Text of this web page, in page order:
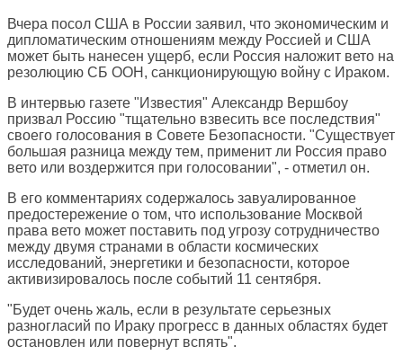
Вчера посол США в России заявил, что экономическим и
дипломатическим отношениям между Россией и США
может быть нанесен ущерб, если Россия наложит вето на
резолюцию СБ ООН, санкционирующую войну с Ираком.
В интервью газете "Известия" Александр Вершбоу
призвал Россию "тщательно взвесить все последствия"
своего голосования в Совете Безопасности. "Существует
большая разница между тем, применит ли Россия право
вето или воздержится при голосовании", - отметил он.
В его комментариях содержалось завуалированное
предостережение о том, что использование Москвой
права вето может поставить под угрозу сотрудничество
между двумя странами в области космических
исследований, энергетики и безопасности, которое
активизировалось после событий 11 сентября.
"Будет очень жаль, если в результате серьезных
разногласий по Ираку прогресс в данных областях будет
остановлен или повернут вспять".